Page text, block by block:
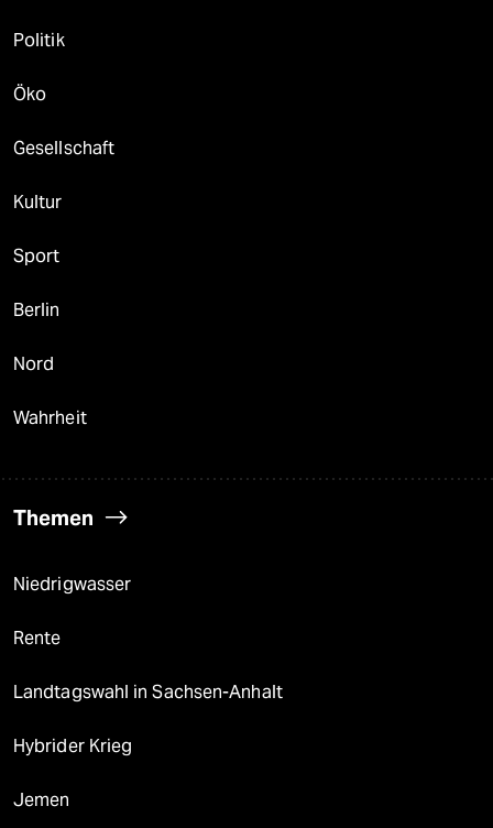
Politik
Öko
Gesellschaft
Kultur
Sport
Berlin
Nord
Wahrheit
Themen
Niedrigwasser
Rente
Landtagswahl in Sachsen-Anhalt
Hybrider Krieg
Jemen